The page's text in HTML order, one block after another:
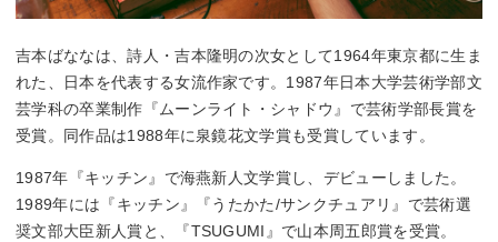
吉本ばななは、詩人・吉本隆明の次女として1964年東京都に生ま
れた、日本を代表する女流作家です。1987年日本大学芸術学部文
芸学科の卒業制作『ムーンライト・シャドウ』で芸術学部長賞を
受賞。同作品は1988年に泉鏡花文学賞も受賞しています。
1987年『キッチン』で海燕新人文学賞し、デビューしました。
1989年には『キッチン』『うたかた/サンクチュアリ』で芸術選
奨文部大臣新人賞と、『TSUGUMI』で山本周五郎賞を受賞。